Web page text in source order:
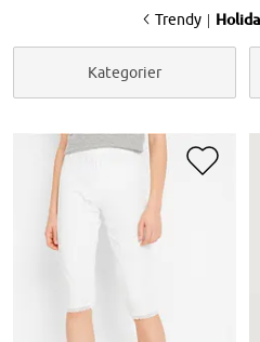
<Trendy |
Kategorier